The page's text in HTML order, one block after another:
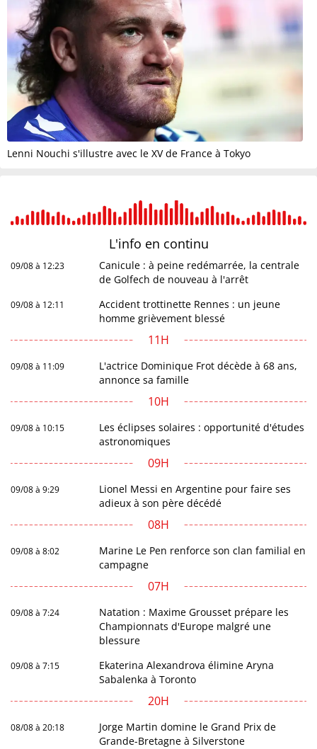
Lenni Nouchi s'illustre avec le XV de France à Tokyo
L'info en continu
09/08 à 12:23
Canicule : à peine redémarrée, la centrale
de Golfech de nouveau à l'arrêt
09/08 à 12:11
Accident trottinette Rennes : un jeune
homme grièvement blessé
11H
09/08 à 11:09
L'actrice Dominique Frot décède à 68 ans,
annonce sa famille
10H
09/08 à 10:15
Les éclipses solaires : opportunité d'études
astronomiques
09H
09/08 à 9:29
Lionel Messi en Argentine pour faire ses
adieux à son père décédé
08H
09/08 à 8:02
Marine Le Pen renforce son clan familial en
campagne
07H
09/08 à 7:24
Natation : Maxime Grousset prépare les
Championnats d'Europe malgré une
blessure
09/08 à 7:15
Ekaterina Alexandrova élimine Aryna
Sabalenka à Toronto
20H
08/08 à 20:18
Jorge Martin domine le Grand Prix de
Grande-Bretagne à Silverstone